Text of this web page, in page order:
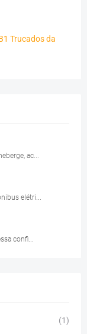
Trucados da
ac...
elétri...
confi...
(1)